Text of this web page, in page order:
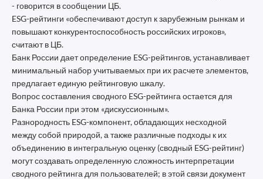
- говорится в сообщении ЦБ.
ESG-рейтинги «обеспечивают доступ к зарубежным рынкам и
повышают конкурентоспособность российских игроков»,
считают в ЦБ.
Банк России дает определение ESG-рейтингов, устанавливает
минимальный набор учитываемых при их расчете элементов,
предлагает единую рейтинговую шкалу.
Вопрос составления сводного ESG-рейтинга остается для
Банка России при этом «дискуссионным».
Разнородность ESG-компонент, обладающих несходной
между собой природой, а также различные подходы к их
объединению в интегральную оценку (сводный ESG-рейтинг)
могут создавать определенную сложность интерпретации
сводного рейтинга для пользователей; в этой связи документ